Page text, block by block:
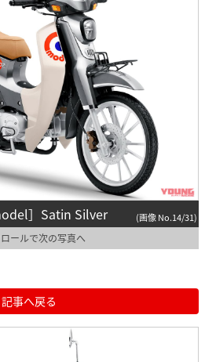
］Satin Silver (画像 No.14/31)
ールで次の写真へ
記事へ戻る